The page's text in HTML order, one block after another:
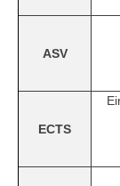
ASV
ECTS